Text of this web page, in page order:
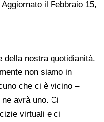
Aggiornato il Febbraio 15,
della nostra quotidianità.
non siamo in
che ci è vicino –
avrà uno. Ci
virtuali e ci